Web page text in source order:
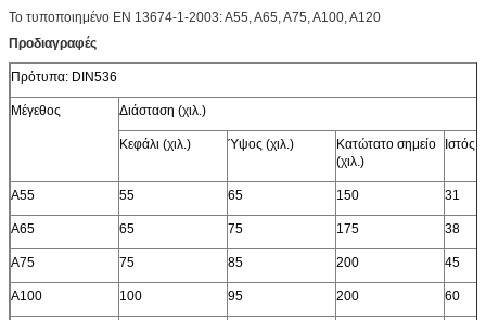
Το τυποποιημένο EN 13674-1-2003: A55, A65, A75, A100, A120
Προδιαγραφές
Πρότυπα: DIN536
Μέγεθος Διάσταση (χιλ.)
Κεφάλι (χιλ.) Ύψος (χιλ.)
Κατώτατο σημείο
(χιλ.)
Ιστός
A55 55 65 150 31
A65 65 75 175 38
A75 75 85 200 45
A100 100 95 200 60